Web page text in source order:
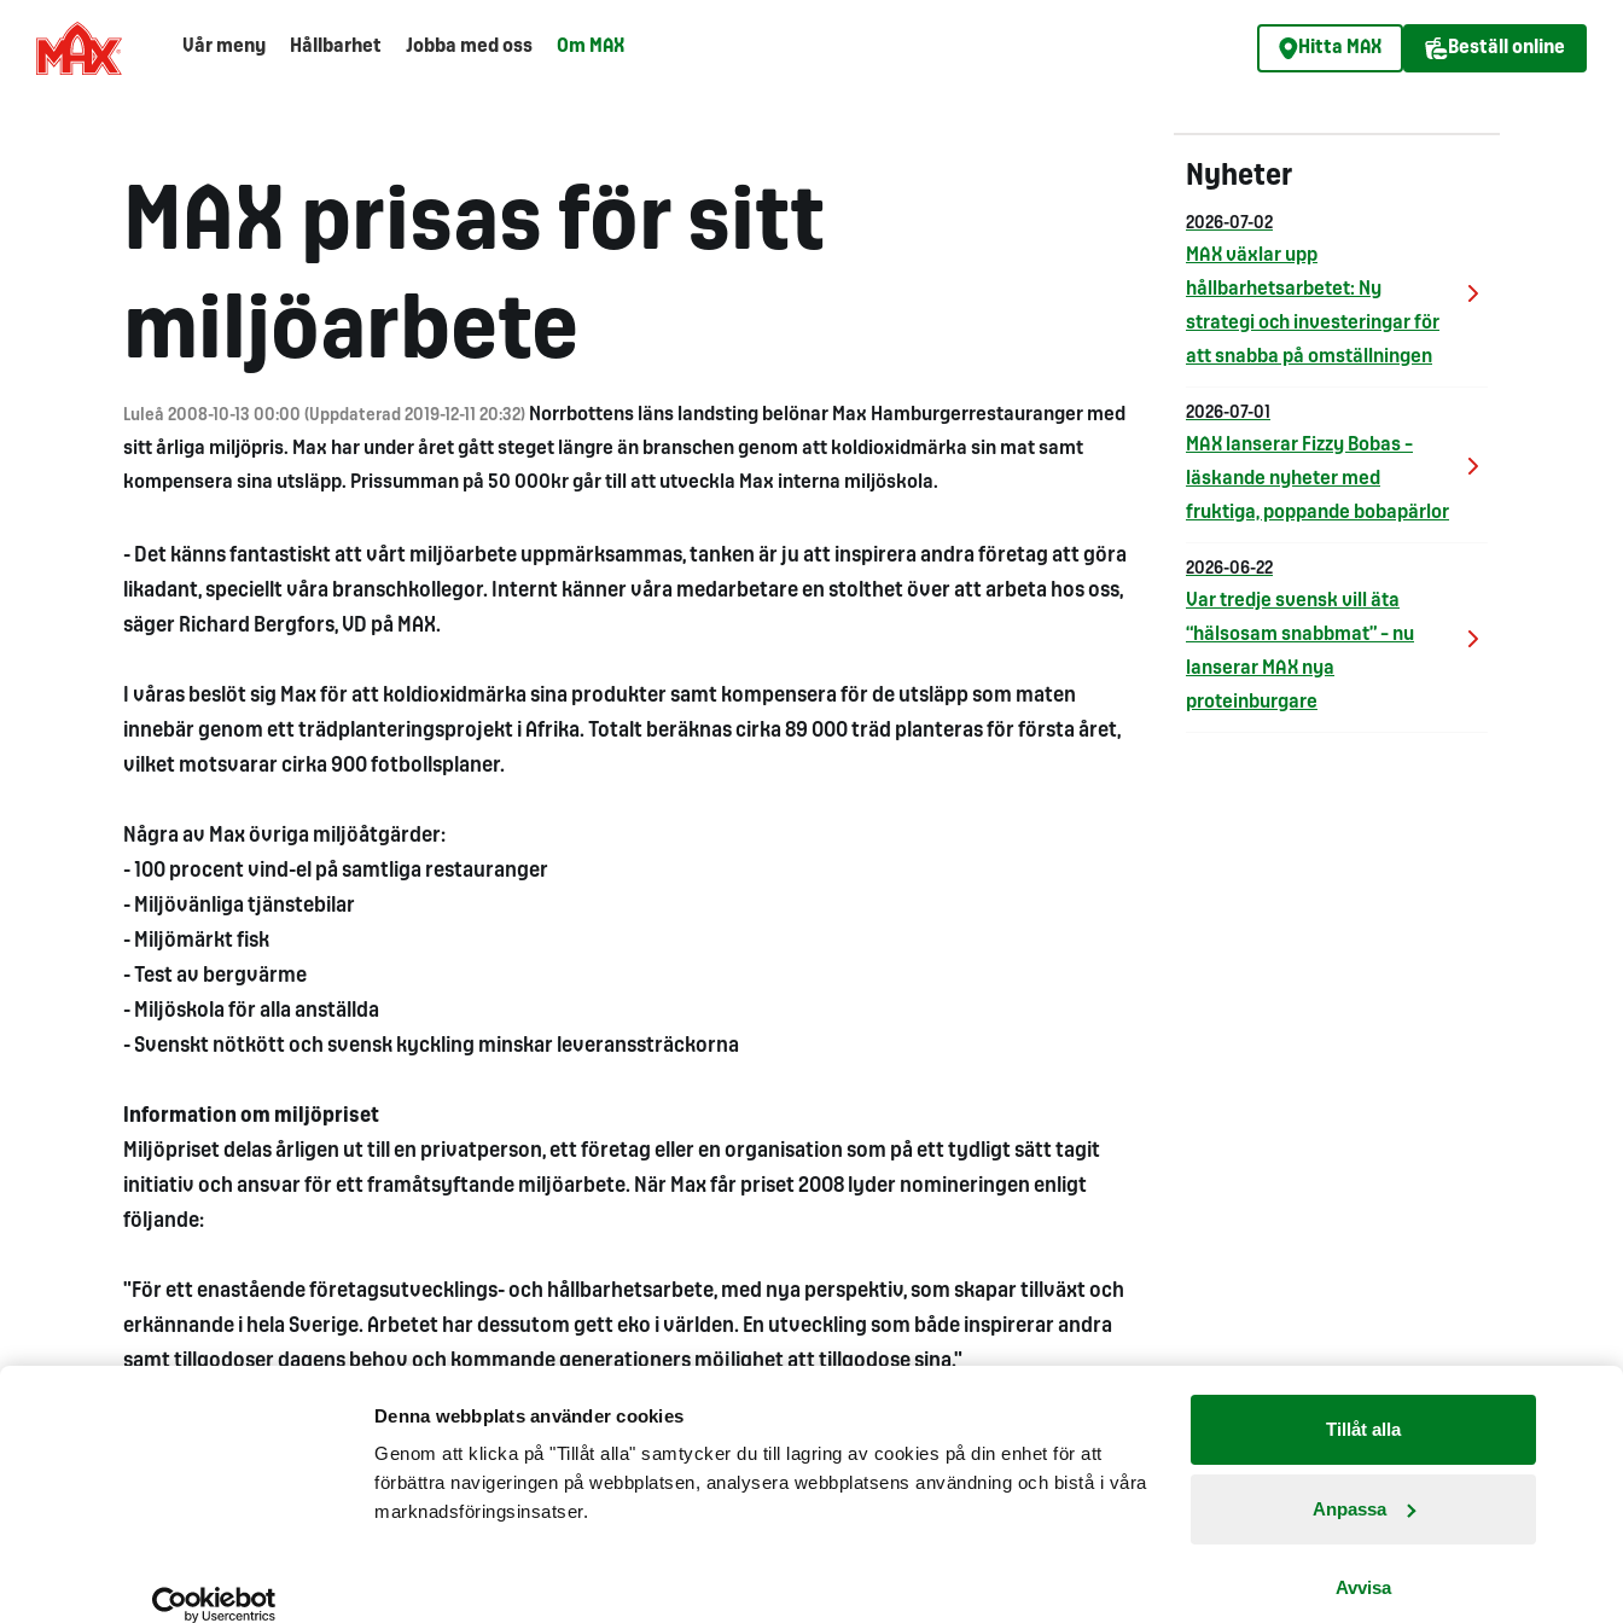
Denna webbplats använder cookies
Genom att klicka på "Tillåt alla" samtycker du till lagring av cookies på din enhet för att
förbättra navigeringen på webbplatsen, analysera webbplatsens användning och bistå i våra
marknadsföringsinsatser.
Tillåt alla
Anpassa
Avvisa
Vår meny Hållbarhet Jobba med oss Om MAX Hitta MAX Beställ online
MAX prisas för sitt
miljöarbete
Luleå 2008-10-13 00:00 (Uppdaterad 2019-12-11 20:32) Norrbottens läns landsting belönar Max Hamburgerrestauranger med
sitt årliga miljöpris. Max har under året gått steget längre än branschen genom att koldioxidmärka sin mat samt
kompensera sina utsläpp. Prissumman på 50 000kr går till att utveckla Max interna miljöskola.
- Det känns fantastiskt att vårt miljöarbete uppmärksammas, tanken är ju att inspirera andra företag att göra
likadant, speciellt våra branschkollegor. Internt känner våra medarbetare en stolthet över att arbeta hos oss,
säger Richard Bergfors, VD på MAX.
I våras beslöt sig Max för att koldioxidmärka sina produkter samt kompensera för de utsläpp som maten
innebär genom ett trädplanteringsprojekt i Afrika. Totalt beräknas cirka 89 000 träd planteras för första året,
vilket motsvarar cirka 900 fotbollsplaner.
Några av Max övriga miljöåtgärder:
- 100 procent vind-el på samtliga restauranger
- Miljövänliga tjänstebilar
- Miljömärkt fisk
- Test av bergvärme
- Miljöskola för alla anställda
- Svenskt nötkött och svensk kyckling minskar leveranssträckorna
Information om miljöpriset
Miljöpriset delas årligen ut till en privatperson, ett företag eller en organisation som på ett tydligt sätt tagit
initiativ och ansvar för ett framåtsyftande miljöarbete. När Max får priset 2008 lyder nomineringen enligt
följande:
"För ett enastående företagsutvecklings- och hållbarhetsarbete, med nya perspektiv, som skapar tillväxt och
erkännande i hela Sverige. Arbetet har dessutom gett eko i världen. En utveckling som både inspirerar andra
samt tillgodoser dagens behov och kommande generationers möjlighet att tillgodose sina."
Nyheter
2026-07-02
MAX växlar upp
hållbarhetsarbetet: Ny
strategi och investeringar för
att snabba på omställningen
2026-07-01
MAX lanserar Fizzy Bobas –
läskande nyheter med
fruktiga, poppande bobapärlor
2026-06-22
Var tredje svensk vill äta
“hälsosam snabbmat” – nu
lanserar MAX nya
proteinburgare
Tillgänglighet